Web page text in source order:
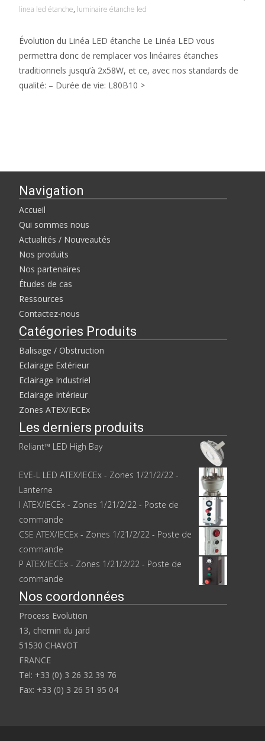
linea led étanche, luminaire étanche led
Évolution du Linéa LED étanche Le Linéa LED vous
permettra donc de remplacer vos linéaires étanches
traditionnels jusqu’à 2x58W, et ce, avec nos standards de
qualité: – Durée de vie: L80B10 >
Navigation
Accueil
Qui sommes nous
Actualités / Nouveautés
Nos produits
Nos partenaires
Études de cas
Ressources
Contactez-nous
Catégories Produits
Balisage / Obstruction
Eclairage Extérieur
Eclairage Industriel
Eclairage Intérieur
Zones ATEX/IECEx
Les derniers produits
Reliant™ LED High Bay
EVE-L LED ATEX/IECEx - Zones 1/21/2/22 -
Lanterne
I ATEX/IECEx - Zones 1/21/2/22 - Poste de
commande
CSE ATEX/IECEx - Zones 1/21/2/22 - Poste de
commande
P ATEX/IECEx - Zones 1/21/2/22 - Poste de
commande
Nos coordonnées
Process Evolution
13, chemin du jard
51530 CHAVOT
FRANCE
Tel: +33 (0) 3 26 32 39 76
Fax: +33 (0) 3 26 51 95 04